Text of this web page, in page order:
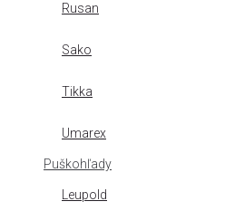
Rusan
Sako
Tikka
Umarex
Puškohľady
Leupold